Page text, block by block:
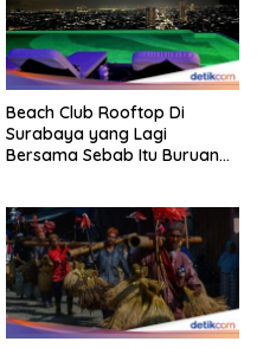
Beach Club Rooftop Di
Surabaya yang Lagi
Bersama Sebab Itu Buruan